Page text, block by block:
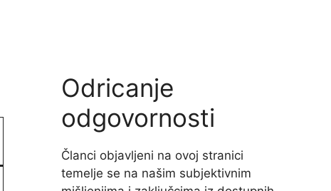
Odricanje
odgovornosti
Članci objavljeni na ovoj stranici
temelje se na našim subjektivnim